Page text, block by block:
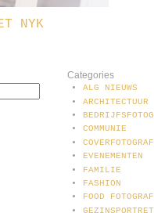
NYK
Categories
ALG NIEUWS
ARCHITECTUUR
COMMUNIE
EVENEMENTEN
FAMILIE
FASHION
FOOD
GEZINSPORTRET